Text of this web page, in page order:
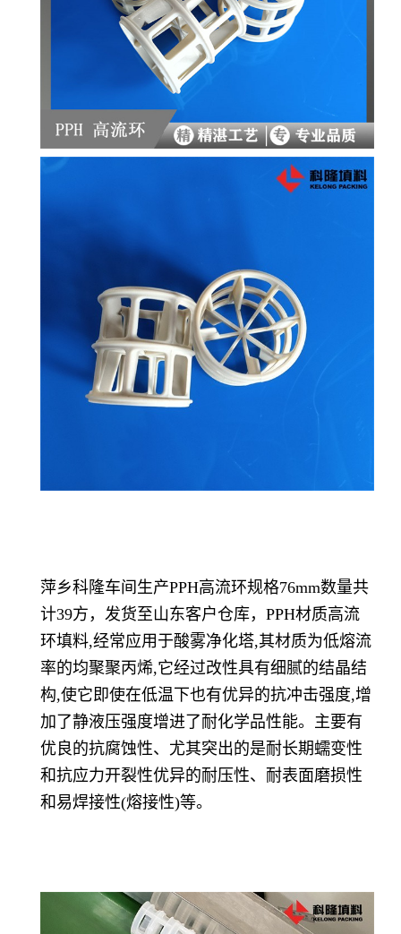
萍乡科隆车间生产PPH高流环规格76mm数量共
计39方，发货至山东客户仓库，PPH材质高流
环填料,经常应用于酸雾净化塔,其材质为低熔流
率的均聚聚丙烯,它经过改性具有细腻的结晶结
构,使它即使在低温下也有优异的抗冲击强度,增
加了静液压强度增进了耐化学品性能。主要有
优良的抗腐蚀性、尤其突出的是耐长期蠕变性
和抗应力开裂性优异的耐压性、耐表面磨损性
和易焊接性(熔接性)等。